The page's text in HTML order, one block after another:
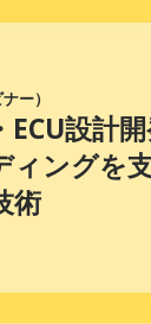
ー）
設計
ィングを
術